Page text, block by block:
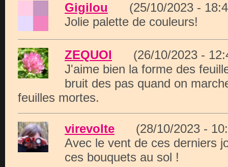
Gigilou (25/10/2023 -
Jolie palette de couleurs!
ZEQUOI (26/10/2023 -
J'aime bien la forme des
bruit des pas quand on
feuilles mortes.
virevolte (28/10/2023 -
Avec le vent de ces derniers
ces bouquets au sol !